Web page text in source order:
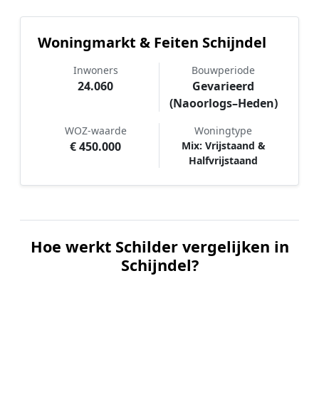
Woningmarkt & Feiten Schijndel
Inwoners
24.060
Bouwperiode
Gevarieerd
(Naoorlogs–Heden)
WOZ-waarde
€ 450.000
Woningtype
Mix: Vrijstaand &
Halfvrijstaand
Hoe werkt Schilder vergelijken in
Schijndel?